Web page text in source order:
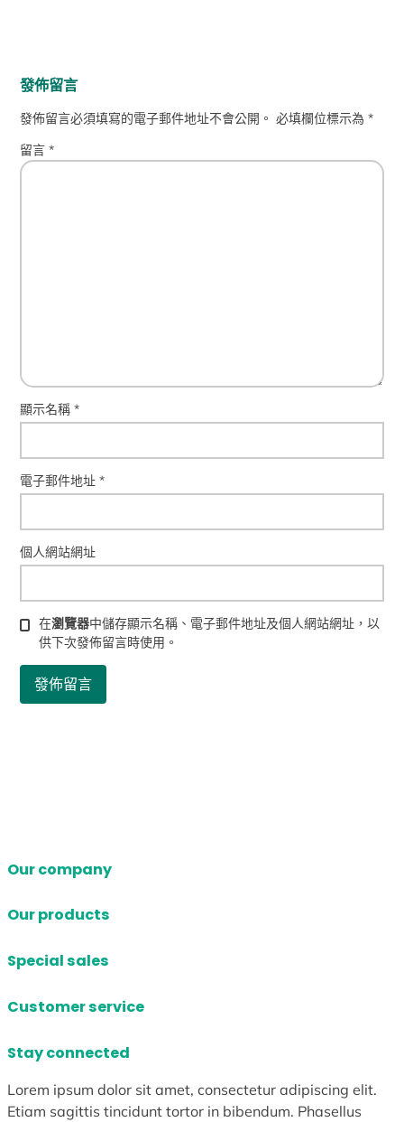
發佈留言
發佈留言必須填寫的電子郵件地址不會公開。 必填欄位標示為*
留言*
顯示名稱*
電子郵件地址*
個人網站網址
在瀏覽器中儲存顯示名稱、電子郵件地址及個人網站網址，以
供下次發佈留言時使用。
Our company
Our products
Special sales
Customer service
Stay connected
Lorem ipsum dolor sit amet, consectetur adipiscing elit.
Etiam sagittis tincidunt tortor in bibendum. Phasellus